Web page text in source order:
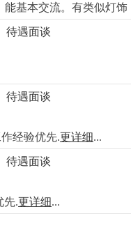
基本交流。有类似灯饰
待遇面谈
待遇面谈
经验优先.更详细...
待遇面谈
先.更详细...